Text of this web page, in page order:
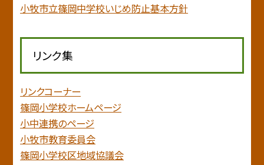
小牧市立篠岡中学校いじめ防止基本方針
リンク集
リンクコーナー
篠岡小学校ホームページ
小中連携のページ
小牧市教育委員会
篠岡小学校区地域協議会